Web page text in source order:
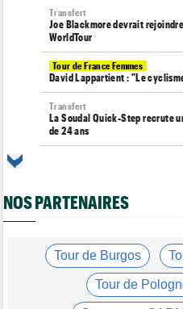
Transfert
Joe Blackmore devrait
WorldTour
Tour de France Femmes
David Lappartient : "Le
Transfert
La Soudal Quick-Step recrute
de 24 ans
Transfert
Tour de France Femmes
La startlist complète du Tour
Tour de France Femmes
La 7e étape et le Mont
NOS PARTENAIRES
Tour de Burgos
Tour de